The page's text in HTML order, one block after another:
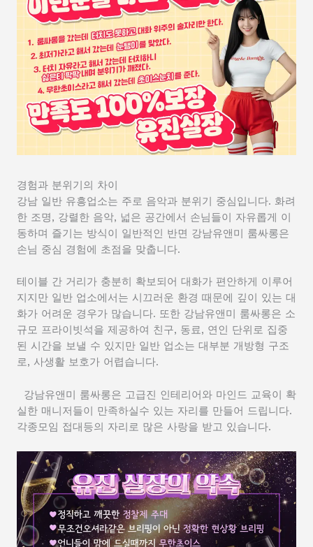
경험과 분위기의 차이
강남 일반 유흥업소는 주로 음악과 분위기 중심입니다. 화려
한 조명, 강렬한 음악, 넓은 공간에서 손님들이 자유롭게 이
동하며 즐기는 방식이 일반적인 반면 강남유앤미 룸싸롱은
손님 중심 경험에 초점을 맞춥니다.
테이블 간 거리가 충분히 확보되어 대화가 편안하게 이루어
지지만 일반 업소에서는 시끄러운 환경 때문에 깊이 있는 대
화가 어려운 경우가 많습니다. 또한 강남유앤미 룸싸롱은 소
규모 프라이빗석을 제공하여 친구, 동료, 연인 단위로 집중
된 시간을 보낼 수 있지만 일반 업소는 대부분 개방형 구조
로, 사생활 보호가 어렵습니다.
강남유앤미 룸싸롱은 고급진 인테리어와 마인드 교육이 확
실한 매니저들이 만족하실수 있는 자리를 만들어 드립니다.
각종모임 접대등의 자리로 많은 사랑을 받고 있습니다.